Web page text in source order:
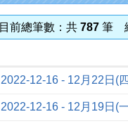
目前總筆數：共 787 筆
2022-12-16 - 12月22日(
2022-12-16 - 12月19日(